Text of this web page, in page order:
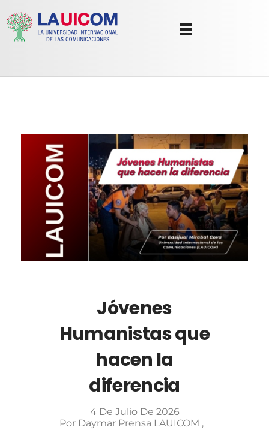
Jóvenes
Humanistas que
hacen la
diferencia
4 De Julio De 2026
Por Daymar Prensa LAUICOM